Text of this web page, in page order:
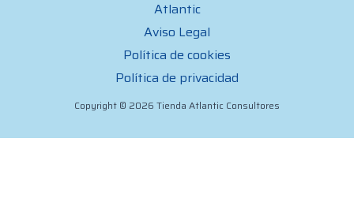
Atlantic
Aviso Legal
Política de cookies
Política de privacidad
Copyright © 2026 Tienda Atlantic Consultores